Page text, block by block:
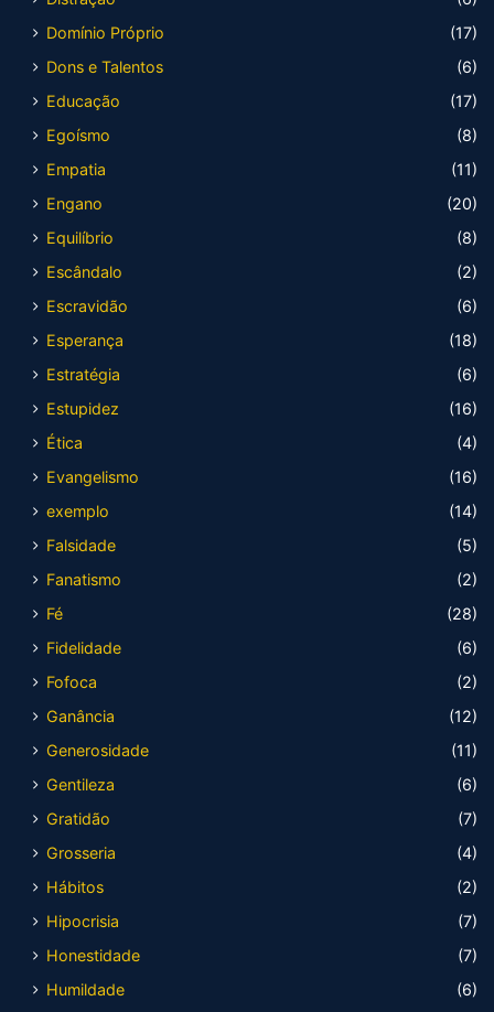
Domínio Próprio
(17)
Dons e Talentos
(6)
Educação
(17)
Egoísmo
(8)
Empatia
(11)
Engano
(20)
Equilíbrio
(8)
Escândalo
(2)
Escravidão
(6)
Esperança
(18)
Estratégia
(6)
Estupidez
(16)
Ética
(4)
Evangelismo
(16)
exemplo
(14)
Falsidade
(5)
Fanatismo
(2)
Fé
(28)
Fidelidade
(6)
Fofoca
(2)
Ganância
(12)
Generosidade
(11)
Gentileza
(6)
Gratidão
(7)
Grosseria
(4)
Hábitos
(2)
Hipocrisia
(7)
Honestidade
(7)
Humildade
(6)